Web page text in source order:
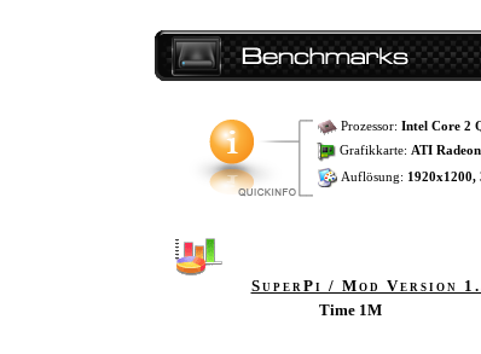
Prozessor: Intel Core 2
Grafikkarte: ATI
Auflösung: 1920x1200,
SuperPi / Mod Version
Time 1M